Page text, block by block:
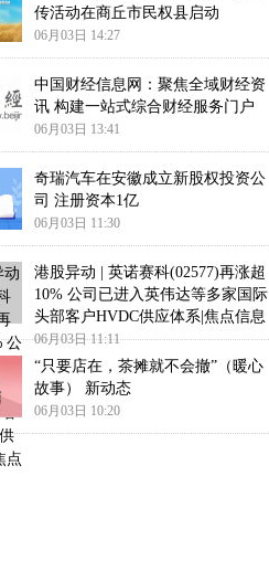
传活动在商丘市民权县启动
06月03日 14:27
中国财经信息网：聚焦全域财经资
讯 构建一站式综合财经服务门户
06月03日 13:41
奇瑞汽车在安徽成立新股权投资公
司 注册资本1亿
06月03日 11:30
港股异动 | 英诺赛科(02577)再涨超
10% 公司已进入英伟达等多家国际
头部客户HVDC供应体系|焦点信息
06月03日 11:11
“只要店在，茶摊就不会撤”（暖心
故事） 新动态
06月03日 10:20